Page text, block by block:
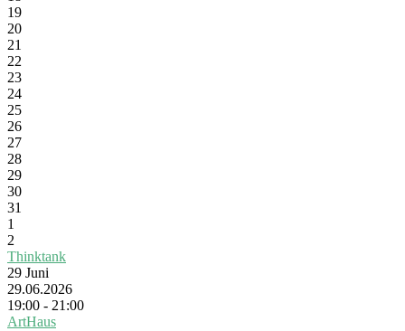
19
20
21
22
23
24
25
26
27
28
29
30
31
1
2
Thinktank
29 Juni
29.06.2026
19:00 - 21:00
ArtHaus